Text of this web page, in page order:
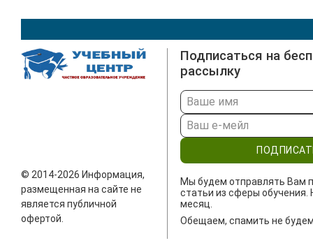
© 2014-2026 Информация,
размещенная на сайте не
является публичной
офертой.
Подписаться на
рассылку
Мы будем отправлять Вам
статьи из сферы обучения.
месяц.
Обещаем, спамить не